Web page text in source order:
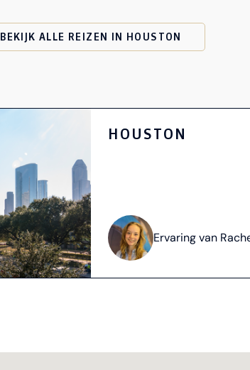
BEKIJK ALLE REIZEN IN HOUSTON
HOUSTON
Ervaring van